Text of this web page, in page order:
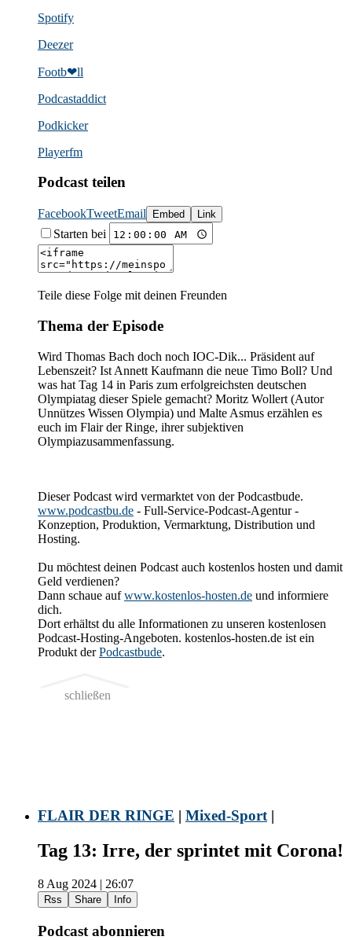
Spotify
Deezer
Footb❤ll
Podcast­addict
Podkicker
Playerfm
Podcast teilen
FacebookTweetEmail Embed Link
Starten bei
Teile diese Folge mit deinen Freunden
Thema der Episode
Wird Thomas Bach doch noch IOC-Dik... Präsident auf
Lebenszeit? Ist Annett Kaufmann die neue Timo Boll? Und
was hat Tag 14 in Paris zum erfolgreichsten deutschen
Olympiatag dieser Spiele gemacht? Moritz Wollert (Autor
Unnützes Wissen Olympia) und Malte Asmus erzählen es
euch im Flair der Ringe, ihrer subjektiven
Olympiazusammenfassung.
Dieser Podcast wird vermarktet von der Podcastbude.
www.podcastbu.de - Full-Service-Podcast-Agentur -
Konzeption, Produktion, Vermarktung, Distribution und
Hosting.
Du möchtest deinen Podcast auch kostenlos hosten und damit
Geld verdienen?
Dann schaue aufwww.kostenlos-hosten.de und informiere
dich.
Dort erhältst du alle Informationen zu unseren kostenlosen
Podcast-Hosting-Angeboten. kostenlos-hosten.de ist ein
Produkt derPodcastbude.
schließen
FLAIR DER RINGE | Mixed-Sport|
Tag 13: Irre, der sprintet mit Corona!
8 Aug 2024 | 26:07
Rss Share Info
Podcast abonnieren